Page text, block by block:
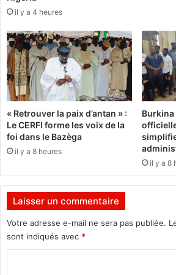
p
n
s
é
e
s
p
o
u
r
l
r
é
r
é
r
i
l
l
e
a
n
l
h
a
m
p
il y a 4 heures
« Retrouver la paix d’antan » :
Le CERFI forme les voix de la
foi dans le Bazèga
il y a 8 heures
Burkina
il y a 8
Laisser un commentaire
Votre adresse e-mail ne sera pas publiée.
sont indiqués avec *